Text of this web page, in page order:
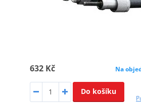
632 Kč Na
Do košíku